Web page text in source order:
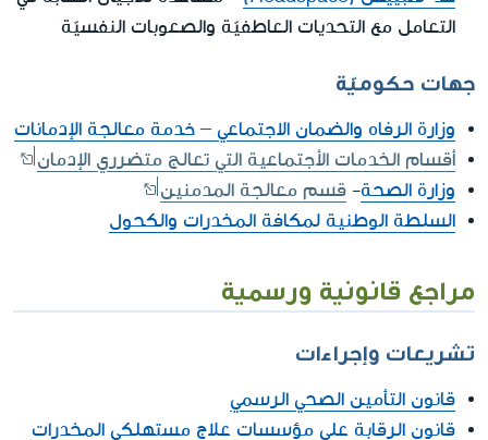
التعامل مع التحديات العاطفيّة والصعوبات النفسيّة
جهات حكوميّة
وزارة الرفاه والضمان الاجتماعي – خدمة معالجة الإدمانات
أقسام الخدمات الأجتماعية التي تعالج متضرري الإدمان
وزارة الصحة- قسم معالجة المدمنين
السلطة الوطنية لمكافة المخدرات والكحول
مراجع قانونية ورسمية
تشريعات وإجراءات
قانون التأمين الصحي الرسمي
قانون الرقابة على مؤسسات علاج مستهلكي المخدرات